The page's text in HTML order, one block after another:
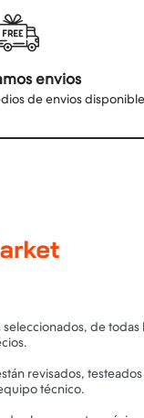
envios
de envios
de todas
revisados,
técnico.